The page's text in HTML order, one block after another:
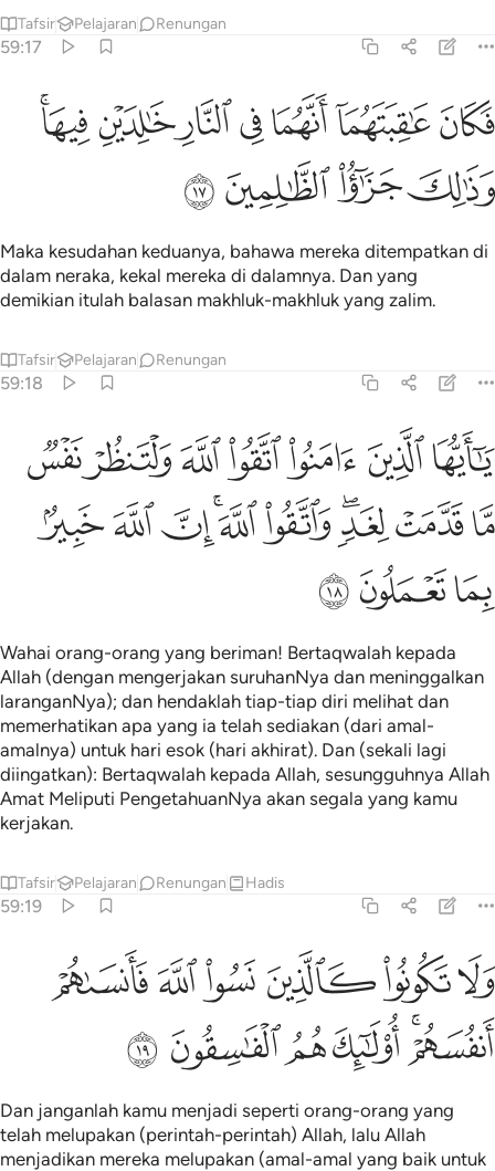
Tafsir Pelajaran Renungan
59:17
فكان عاقبتهما انهما في النار خالدين فيها وذالك جزاء الظالمين ١٧
فَكَانَ عَـٰقِبَتَهُمَآ أَنَّهُمَا فِى ٱلنَّارِ خَـٰلِدَيْنِ فِيهَا ۚ وَذَٰلِكَ
ﱁﱂﱃﱄﱅﱆﱇﱈ
ﱉﱊﱋﱌ
Maka kesudahan keduanya, bahawa mereka ditempatkan di
dalam neraka, kekal mereka di dalamnya. Dan yang
demikian itulah balasan makhluk-makhluk yang zalim.
Tafsir Pelajaran Renungan
59:18
يا ايها الذين امنوا اتقوا الله ولتنظر نفس ما قدمت لغد واتقوا الله ان
يَـٰٓأَيُّهَا ٱلَّذِينَ ءَامَنُوا۟ ٱتَّقُوا۟ ٱللَّهَ وَلْتَنظُرْ نَفْسٌۭ مَّا قَدَّمَتْ لِغَدٍۢ
ﱍﱎﱏﱐﱑﱒﱓ
ﱔﱕﱖﱗﱘﱙﱚﱛﱜﱝ
ﱞﱟﱠ
Wahai orang-orang yang beriman! Bertaqwalah kepada
Allah (dengan mengerjakan suruhanNya dan meninggalkan
laranganNya); dan hendaklah tiap-tiap diri melihat dan
memerhatikan apa yang ia telah sediakan (dari amal-
amalnya) untuk hari esok (hari akhirat). Dan (sekali lagi
diingatkan): Bertaqwalah kepada Allah, sesungguhnya Allah
Amat Meliputi PengetahuanNya akan segala yang kamu
kerjakan.
Tafsir Pelajaran Renungan Hadis
59:19
ولا تكونوا كالذين نسوا الله فانساهم انفسهم اولايك هم الفاسقون ١٩
وَلَا تَكُونُوا۟ كَٱلَّذِينَ نَسُوا۟ ٱللَّهَ فَأَنسَىٰهُمْ أَنفُسَهُمْ
ﱡﱢﱣﱤﱥﱦ
ﱧﱨﱩﱪﱫ ﱬ
Dan janganlah kamu menjadi seperti orang-orang yang
telah melupakan (perintah-perintah) Allah, lalu Allah
menjadikan mereka melupakan (amal-amal yang baik untuk